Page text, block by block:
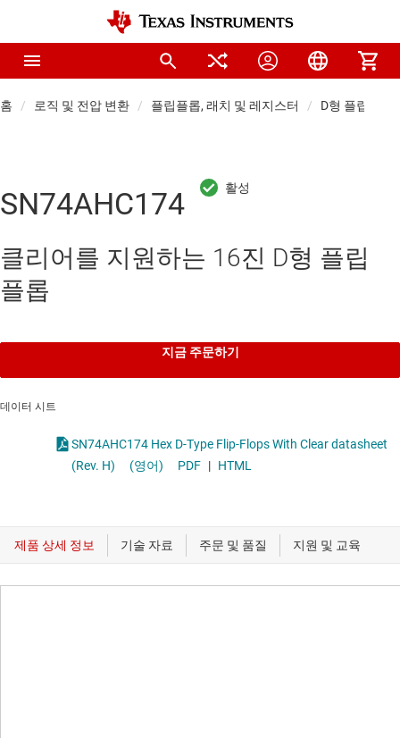
홈 로직 및 전압 변환 플립플롭, 래치 및 레지스터 D형 플립플롭
SN74AHC174
클리어를 지원하는 16진 D형 플립
플롭
지금 주문하기
데이터 시트
SN74AHC174 Hex D-Type Flip-Flops With Clear datasheet
(Rev. H)
(영어) PDF | HTML